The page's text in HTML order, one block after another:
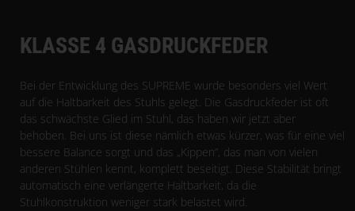
KLASSE 4 GASDRUCKFEDER
Bei der Entwicklung des SUPREME wurde besonders viel Wert
auf die Haltbarkeit des Stuhls gelegt. Die Gasdruckfeder ist oft
das schwächste Glied im Stuhl, das haben wir jetzt aber
behoben. Bei uns ist diese nämlich etwas kürzer, was für eine viel
bessere Balance sorgt und das „Kippen“, das man von vielen
anderen Stühlen kennt, komplett beseitigt. Diese Stabilität bringt
automatisch eine verlängerte Haltbarkeit, da die
Stuhlkonstruktion weniger stark belastet wird.